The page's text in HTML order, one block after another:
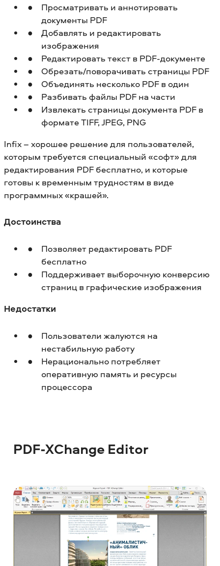
Просматривать и аннотировать
документы PDF
Добавлять и редактировать
изображения
Редактировать текст в PDF-документе
Обрезать/поворачивать страницы PDF
Объединять несколько PDF в один
Разбивать файлы PDF на части
Извлекать страницы документа PDF в
формате TIFF, JPEG, PNG
Infix – хорошее решение для пользователей,
которым требуется специальный «софт» для
редактирования PDF бесплатно, и которые
готовы к временным трудностям в виде
программных «крашей».
Достоинства
Позволяет редактировать PDF
бесплатно
Поддерживает выборочную конверсию
страниц в графические изображения
Недостатки
Пользователи жалуются на
нестабильную работу
Нерационально потребляет
оперативную память и ресурсы
процессора
PDF-XChange Editor